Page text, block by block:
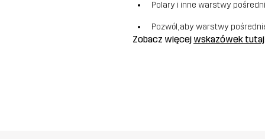
Polary i inne warstwy
Pozwól, aby warstwy
Zobacz więcej wskazówek tutaj